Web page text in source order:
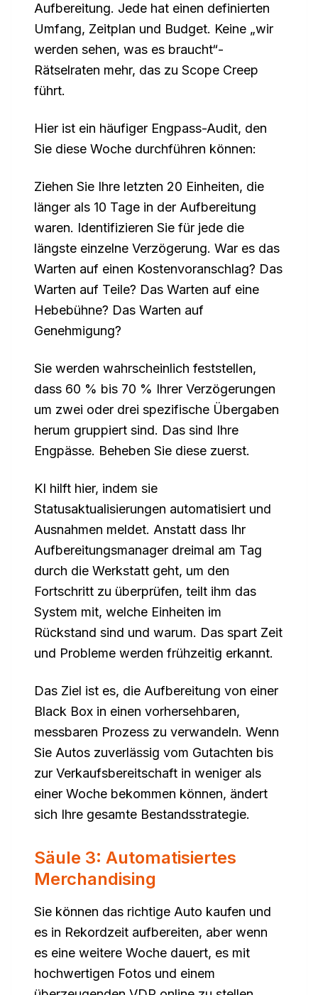
Aufbereitung. Jede hat einen definierten
Umfang, Zeitplan und Budget. Keine „wir
werden sehen, was es braucht“-
Rätselraten mehr, das zu Scope Creep
führt.
Hier ist ein häufiger Engpass-Audit, den
Sie diese Woche durchführen können:
Ziehen Sie Ihre letzten 20 Einheiten, die
länger als 10 Tage in der Aufbereitung
waren. Identifizieren Sie für jede die
längste einzelne Verzögerung. War es das
Warten auf einen Kostenvoranschlag? Das
Warten auf Teile? Das Warten auf eine
Hebebühne? Das Warten auf
Genehmigung?
Sie werden wahrscheinlich feststellen,
dass 60 % bis 70 % Ihrer Verzögerungen
um zwei oder drei spezifische Übergaben
herum gruppiert sind. Das sind Ihre
Engpässe. Beheben Sie diese zuerst.
KI hilft hier, indem sie
Statusaktualisierungen automatisiert und
Ausnahmen meldet. Anstatt dass Ihr
Aufbereitungsmanager dreimal am Tag
durch die Werkstatt geht, um den
Fortschritt zu überprüfen, teilt ihm das
System mit, welche Einheiten im
Rückstand sind und warum. Das spart Zeit
und Probleme werden frühzeitig erkannt.
Das Ziel ist es, die Aufbereitung von einer
Black Box in einen vorhersehbaren,
messbaren Prozess zu verwandeln. Wenn
Sie Autos zuverlässig vom Gutachten bis
zur Verkaufsbereitschaft in weniger als
einer Woche bekommen können, ändert
sich Ihre gesamte Bestandsstrategie.
Säule 3: Automatisiertes
Merchandising
Sie können das richtige Auto kaufen und
es in Rekordzeit aufbereiten, aber wenn
es eine weitere Woche dauert, es mit
hochwertigen Fotos und einem